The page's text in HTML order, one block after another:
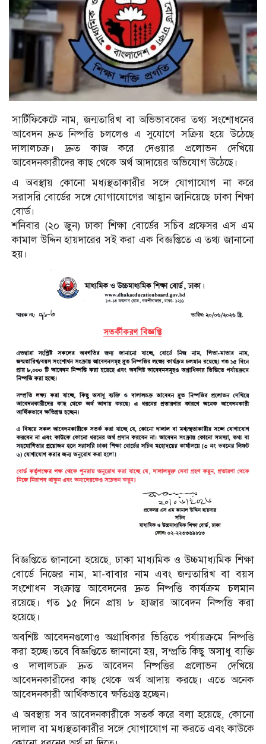
সার্টিফিকেটে নাম, জন্মতারিখ বা অভিভাবকের তথ্য সংশোধনের
আবেদন দ্রুত নিষ্পত্তি চললেও এ সুযোগে সক্রিয় হয়ে উঠেছে
দালালচক্র। দ্রুত কাজ করে দেওয়ার প্রলোভন দেখিয়ে
আবেদনকারীদের কাছ থেকে অর্থ আদায়ের অভিযোগ উঠেছে।
এ অবস্থায় কোনো মধ্যস্থতাকারীর সঙ্গে যোগাযোগ না করে
সরাসরি বোর্ডের সঙ্গে যোগাযোগের আহ্বান জানিয়েছে ঢাকা শিক্ষা
বোর্ড।
শনিবার (২০ জুন) ঢাকা শিক্ষা বোর্ডের সচিব প্রফেসর এস এম
কামাল উদ্দিন হায়দারের সই করা এক বিজ্ঞপ্তিতে এ তথ্য জানানো
হয়।
বিজ্ঞপ্তিতে জানানো হয়েছে, ঢাকা মাধ্যমিক ও উচ্চমাধ্যমিক শিক্ষা
বোর্ডে নিজের নাম, মা-বাবার নাম এবং জন্মতারিখ বা বয়স
সংশোধন সংক্রান্ত আবেদনের দ্রুত নিষ্পত্তি কার্যক্রম চলমান
রয়েছে। গত ১৫ দিনে প্রায় ৮ হাজার আবেদন নিষ্পত্তি করা
হয়েছে।
অবশিষ্ট আবেদনগুলোও অগ্রাধিকার ভিত্তিতে পর্যায়ক্রমে নিষ্পত্তি
করা হচ্ছে।তবে বিজ্ঞপ্তিতে জানানো হয়, সম্প্রতি কিছু অসাধু ব্যক্তি
ও দালালচক্র দ্রুত আবেদন নিষ্পত্তির প্রলোভন দেখিয়ে
আবেদনকারীদের কাছ থেকে অর্থ আদায় করছে। এতে অনেক
আবেদনকারী আর্থিকভাবে ক্ষতিগ্রস্ত হচ্ছেন।
এ অবস্থায় সব আবেদনকারীকে সতর্ক করে বলা হয়েছে, কোনো
দালাল বা মধ্যস্থতাকারীর সঙ্গে যোগাযোগ না করতে এবং কাউকে